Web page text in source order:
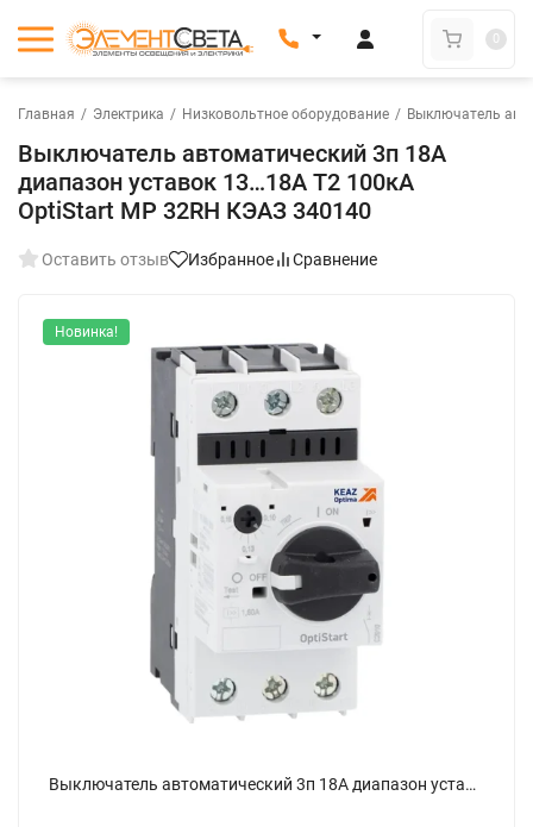
0
Главная / Электрика / Низковольтное оборудование / Выключатель
Выключатель автоматический 3п 18А
диапазон уставок 13…18А T2 100кА
OptiStart MP 32RH КЭАЗ 340140
Оставить отзыв Избранное Сравнение
Новинка!
Выключатель автоматический 3п 18А диапазон уставок 13…18А T2 100кА OptiStart MP 32RH КЭАЗ 340140 - фото